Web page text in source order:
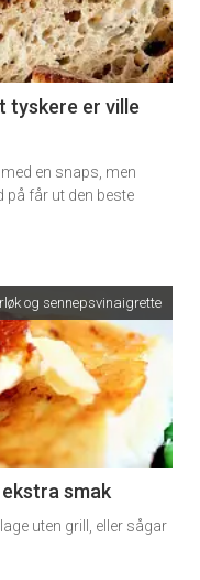
×
fra
Du
å få
tyskere er ville
en snaps, men
på får ut den beste
og sennepsvinaigrette
smak
uten grill, eller sågar